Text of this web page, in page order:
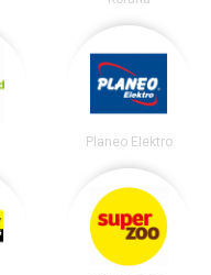
Planeo Elektro